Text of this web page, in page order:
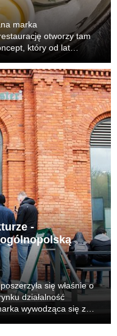
marka
otworzy tam
który od lat
w stolicy.
-
się właśnie o
działalność
wywodząca się z